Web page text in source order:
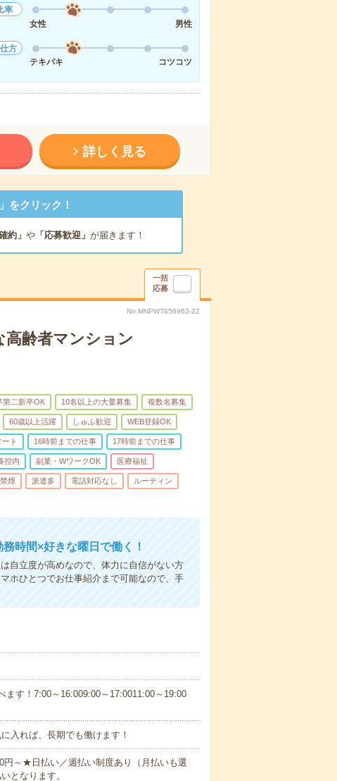
率
女性
男性
方
テキパキ
コツコツ
詳しく見る
をクリック！
約」 や「応募歓迎」 が届きます！
一括
応募
No.MNPWT856962-22
高齢者マンション
第二新卒OK 10名以上の大量募集 複数名募集
60歳以上活躍 しゅふ歓迎 WEB登録OK
ト 16時前までの仕事 17時前までの仕事
控内 副業・WワークOK 医療福祉
煙 派遣多 電話対応なし ルーティン
時間×好きな曜日で働く！
自立度が高めなので、体力に自信がない方
ホひとつでお仕事紹介まで可能なので、手
す！7:00～16:009:00～17:0011:00～19:00
れば、長期でも働けます！
～★日払い／週払い制度あり（月払いも選
となります。